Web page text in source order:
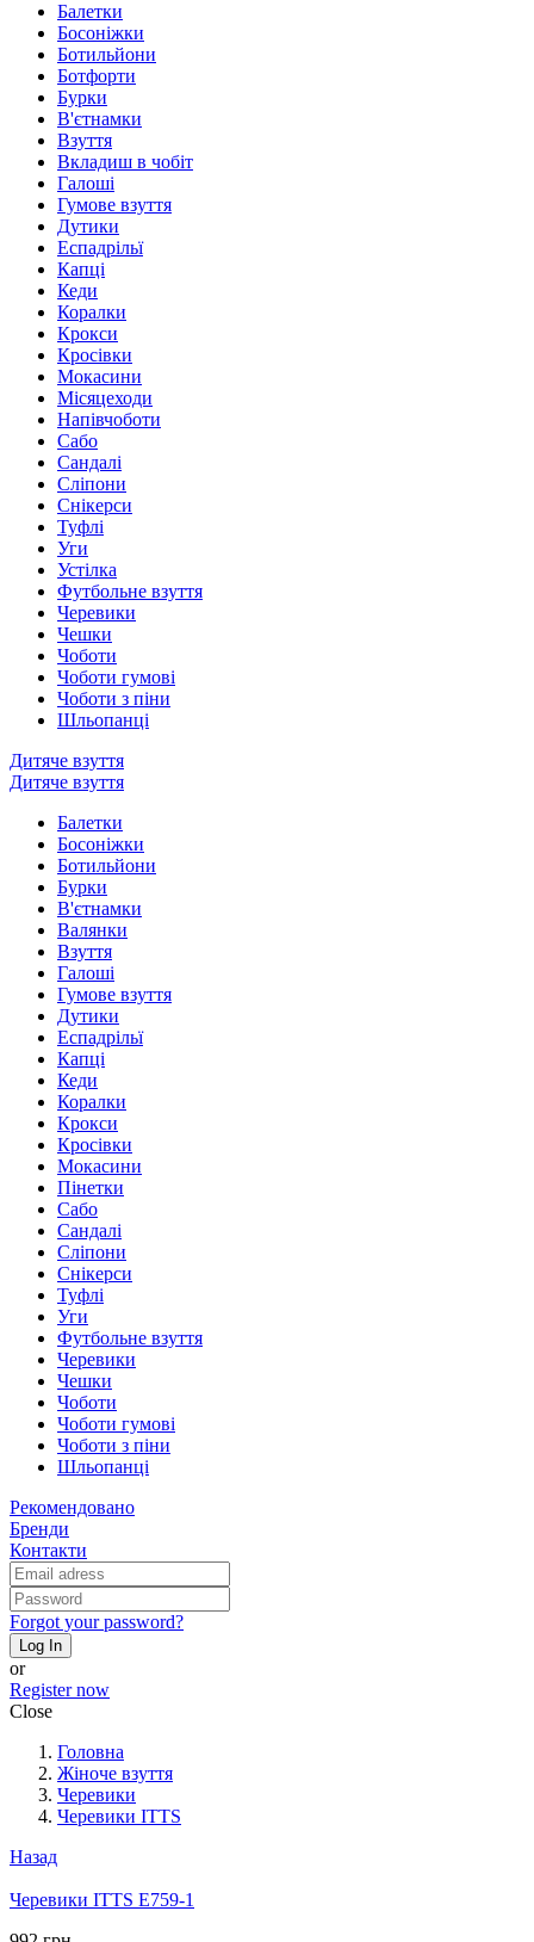
Балетки
Босоніжки
Ботильйони
Ботфорти
Бурки
В'єтнамки
Взуття
Вкладиш в чобіт
Галоші
Гумове взуття
Дутики
Еспадрільї
Капці
Кеди
Коралки
Крокси
Кросівки
Мокасини
Місяцеходи
Напівчоботи
Сабо
Сандалі
Сліпони
Снікерси
Туфлі
Уги
Устілка
Футбольне взуття
Черевики
Чешки
Чоботи
Чоботи гумові
Чоботи з піни
Шльопанці
Дитяче взуття
Дитяче взуття
Балетки
Босоніжки
Ботильйони
Бурки
В'єтнамки
Валянки
Взуття
Галоші
Гумове взуття
Дутики
Еспадрільї
Капці
Кеди
Коралки
Крокси
Кросівки
Мокасини
Пінетки
Сабо
Сандалі
Сліпони
Снікерси
Туфлі
Уги
Футбольне взуття
Черевики
Чешки
Чоботи
Чоботи гумові
Чоботи з піни
Шльопанці
Рекомендовано
Бренди
Контакти
Forgot your password?
Log In
or
Register now
Close
Головна
Жіноче взуття
Черевики
Черевики ITTS
Назад
Черевики ITTS E759-1